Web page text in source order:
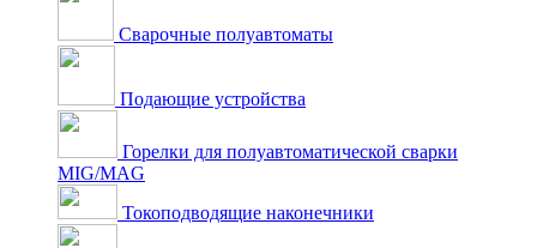
Сварочные полуавтоматы
Подающие устройства
Горелки для полуавтоматической сварки
MIG/MAG
Токоподводящие наконечники